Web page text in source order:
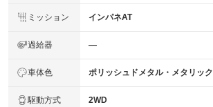
ミッション インパネAT
過給器 ―
車体色 ポリッシュドメタル・メタリック
駆動方式 2WD